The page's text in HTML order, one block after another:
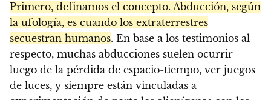
Primero, definamos el concepto. Abducción, según
la ufología, es cuando los extraterrestres
secuestran humanos. En base a los testimonios al
respecto, muchas abducciones suelen ocurrir
luego de la pérdida de espacio-tiempo, ver juegos
de luces, y siempre están vinculadas a